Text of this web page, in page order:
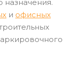
назначения.
и офисных